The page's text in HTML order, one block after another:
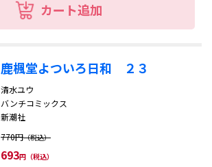
カート追加
鹿楓堂よついろ日和 ２３
清水ユウ
バンチコミックス
新潮社
770円（税込）
693円（税込）